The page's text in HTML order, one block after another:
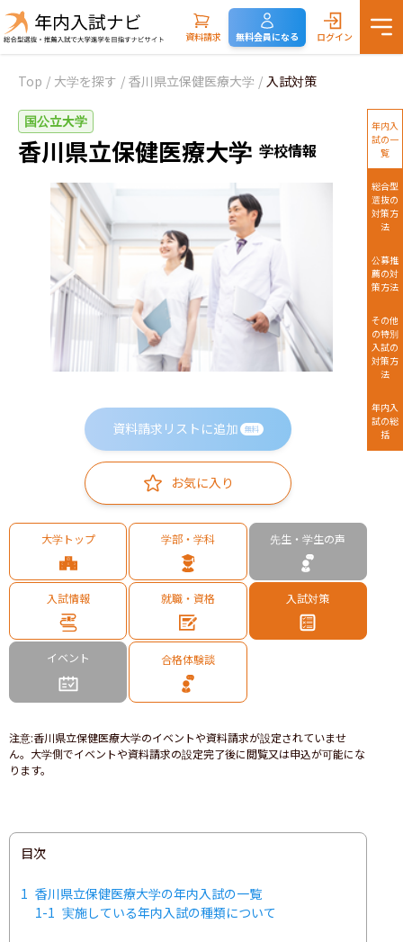
資料請求 無料会員になる ログイン
Top / 大学を探す / 香川県立保健医療大学 / 入試対策
国公立大学
香川県立保健医療大学 学校情報
資料請求リストに追加 無料
お気に入り
大学トップ 学部・学科 先生・学生の声
入試情報 就職・資格 入試対策
イベント 合格体験談
注意:香川県立保健医療大学のイベントや資料請求が設定されていませ
ん。大学側でイベントや資料請求の設定完了後に閲覧又は申込が可能にな
ります。
目次
1 香川県立保健医療大学の年内入試の一覧
1-1 実施している年内入試の種類について
年内入
試の一
覧
総合型
選抜の
対策方
法
公募推
薦の対
策方法
その他
の特別
入試の
対策方
法
年内入
試の総
括